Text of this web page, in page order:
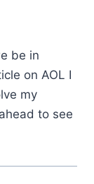
be in
on AOL I
my
to see